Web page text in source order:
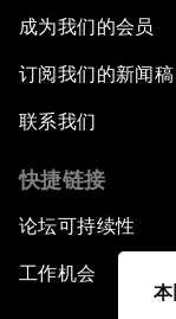
成为我们的会员
订阅我们的新闻稿
联系我们
快捷链接
论坛可持续性
工作机会